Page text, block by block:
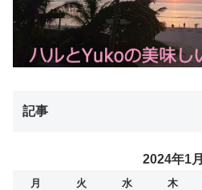
記事
2024年1月
月 火 水 木